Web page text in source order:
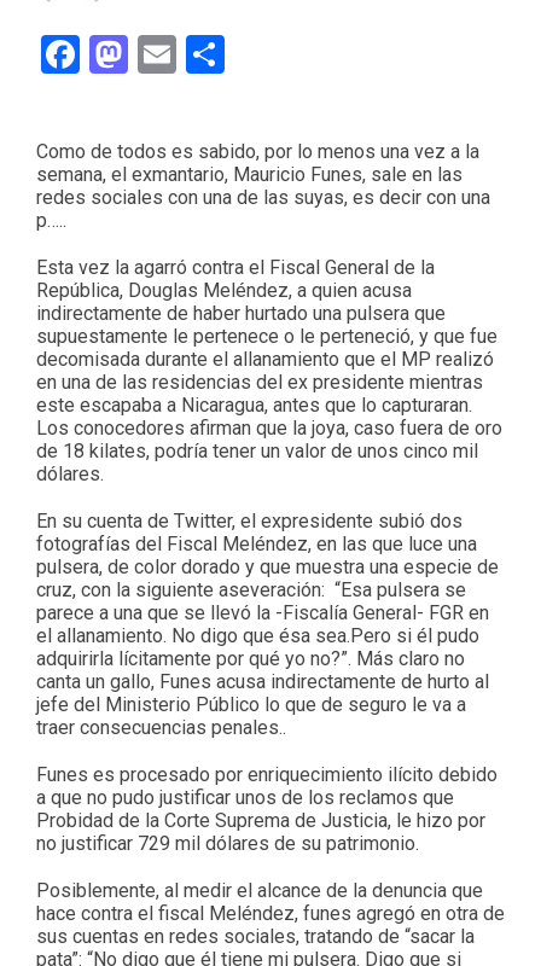
Facebook
Mastodon
Email
Como de todos es sabido, por lo menos una vez a la
semana, el exmantario, Mauricio Funes, sale en las
redes sociales con una de las suyas, es decir con una
p…..
Esta vez la agarró contra el Fiscal General de la
República, Douglas Meléndez, a quien acusa
indirectamente de haber hurtado una pulsera que
supuestamente le pertenece o le perteneció, y que fue
decomisada durante el allanamiento que el MP realizó
en una de las residencias del ex presidente mientras
este escapaba a Nicaragua, antes que lo capturaran.
Los conocedores afirman que la joya, caso fuera de oro
de 18 kilates, podría tener un valor de unos cinco mil
dólares.
En su cuenta de Twitter, el expresidente subió dos
fotografías del Fiscal Meléndez, en las que luce una
pulsera, de color dorado y que muestra una especie de
cruz, con la siguiente aseveración: “Esa pulsera se
parece a una que se llevó la -Fiscalía General- FGR en
el allanamiento. No digo que ésa sea.Pero si él pudo
adquirirla lícitamente por qué yo no?”. Más claro no
canta un gallo, Funes acusa indirectamente de hurto al
jefe del Ministerio Público lo que de seguro le va a
traer consecuencias penales..
Funes es procesado por enriquecimiento ilícito debido
a que no pudo justificar unos de los reclamos que
Probidad de la Corte Suprema de Justicia, le hizo por
no justificar 729 mil dólares de su patrimonio.
Posiblemente, al medir el alcance de la denuncia que
hace contra el fiscal Meléndez, funes agregó en otra de
sus cuentas en redes sociales, tratando de “sacar la
pata”: “No digo que él tiene mi pulsera. Digo que si